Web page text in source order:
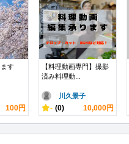
す
100円
【料理動画専門】撮影
済み料理動...
川久景子
- (0) 10,000円